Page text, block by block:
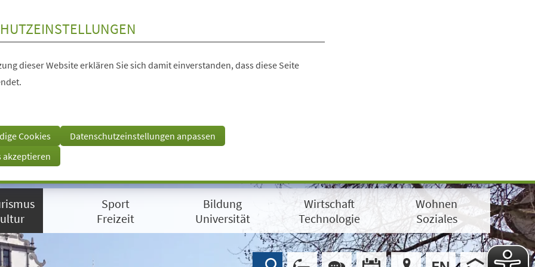
dieser Website erklären Sie sich damit einverstanden, dass diese Seite
Cookies
Datenschutzeinstellungen anpassen
akzeptieren
Sport
Freizeit
Bildung
Universität
Wirtschaft
Technologie
Wohnen
Soziales